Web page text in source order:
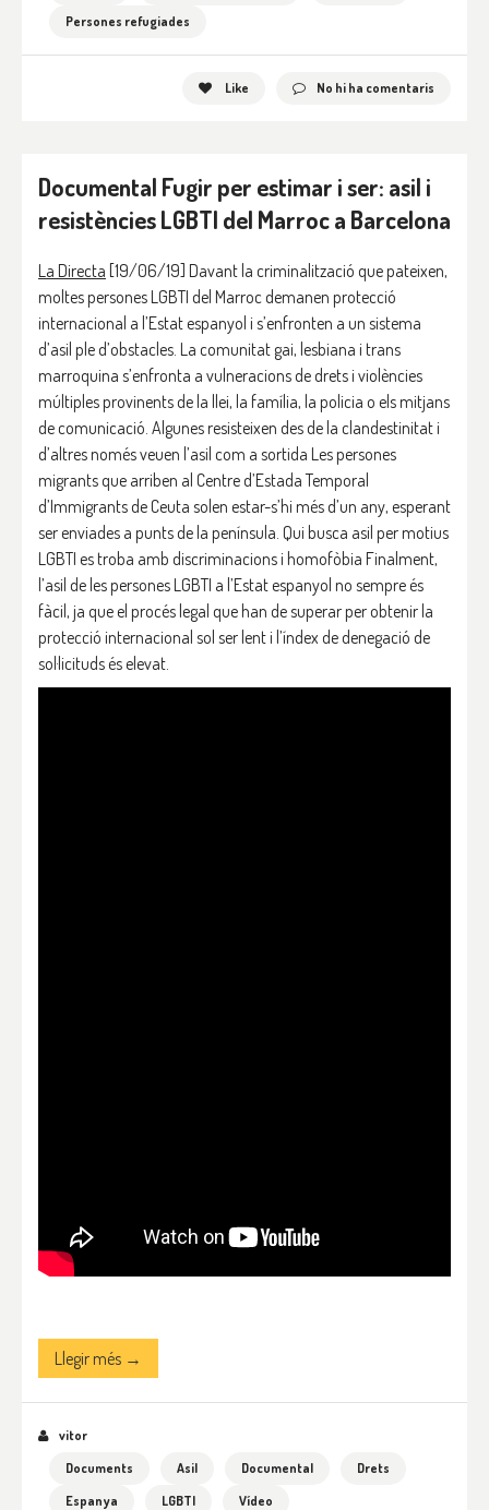
Persones refugiades
Like No hi ha comentaris
Documental Fugir per estimar i ser: asil i
resistències LGBTI del Marroc a Barcelona
La Directa [19/06/19] Davant la criminalització que pateixen,
moltes persones LGBTI del Marroc demanen protecció
internacional a l’Estat espanyol i s’enfronten a un sistema
d’asil ple d’obstacles. La comunitat gai, lesbiana i trans
marroquina s’enfronta a vulneracions de drets i violències
múltiples provinents de la llei, la família, la policia o els mitjans
de comunicació. Algunes resisteixen des de la clandestinitat i
d’altres només veuen l’asil com a sortida Les persones
migrants que arriben al Centre d’Estada Temporal
d’Immigrants de Ceuta solen estar-s’hi més d’un any, esperant
ser enviades a punts de la península. Qui busca asil per motius
LGBTI es troba amb discriminacions i homofòbia Finalment,
l’asil de les persones LGBTI a l’Estat espanyol no sempre és
fàcil, ja que el procés legal que han de superar per obtenir la
protecció internacional sol ser lent i l’índex de denegació de
sol·licituds és elevat.
Llegir més →
vitor
Documents
Asil Documental
Drets
Espanya
LGBTI Vídeo